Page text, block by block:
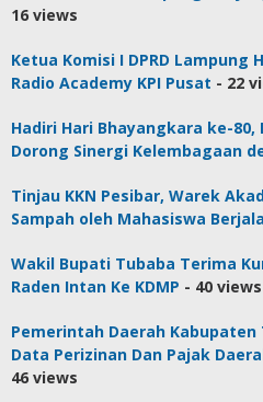
16 views
Ketua Komisi I DPRD Lampung
Radio Academy KPI Pusat - 22
Hadiri Hari Bhayangkara ke-80,
Dorong Sinergi Kelembagaan
Tinjau KKN Pesibar, Warek
Sampah oleh Mahasiswa
Wakil Bupati Tubaba Terima
Raden Intan Ke KDMP - 40 views
Pemerintah Daerah
Data Perizinan Dan Pajak
46 views